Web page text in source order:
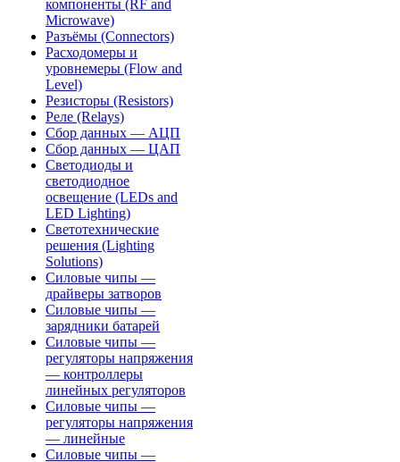
компоненты (RF and
Microwave)
Разъёмы (Connectors)
Расходомеры и
уровнемеры (Flow and
Level)
Резисторы (Resistors)
Реле (Relays)
Сбор данных — АЦП
Сбор данных — ЦАП
Светодиоды и
светодиодное
освещение (LEDs and
LED Lighting)
Светотехнические
решения (Lighting
Solutions)
Силовые чипы —
драйверы затворов
Силовые чипы —
зарядники батарей
Силовые чипы —
регуляторы напряжения
— контроллеры
линейных регуляторов
Силовые чипы —
регуляторы напряжения
— линейные
Силовые чипы —